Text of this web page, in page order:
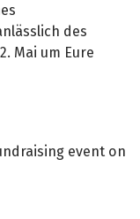
des
Mai um Eure
event on